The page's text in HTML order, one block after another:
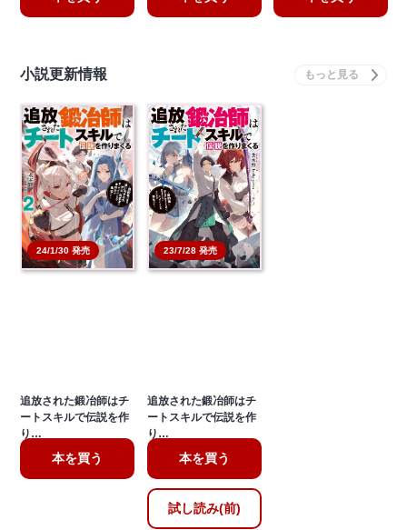
小説更新情報
24/1/30 発売
追放された鍛冶師はチ
ートスキルで伝説を作
り…
本を買う
23/7/28 発売
追放された鍛冶師はチ
ートスキルで伝説を作
り…
本を買う
試し読み(前)